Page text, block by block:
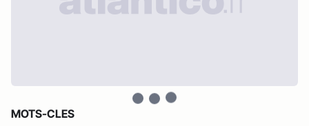
MOTS-CLES